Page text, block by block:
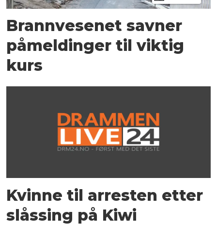
Brannvesenet savner
påmeldinger til viktig
kurs
Kvinne til arresten etter
slåssing på Kiwi